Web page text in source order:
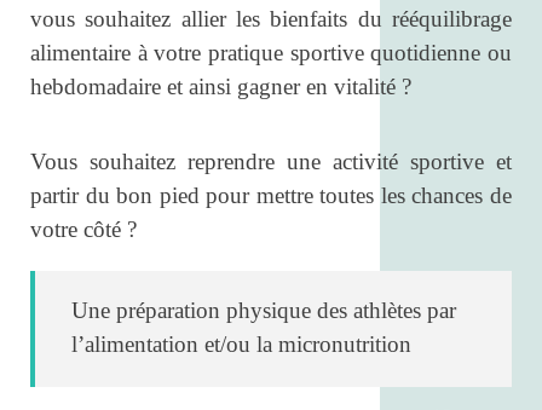
vous souhaitez allier les bienfaits du rééquilibrage
alimentaire à votre pratique sportive quotidienne ou
hebdomadaire et ainsi gagner en vitalité ?
Vous souhaitez reprendre une activité sportive et
partir du bon pied pour mettre toutes les chances de
votre côté ?
Une préparation physique des athlètes par
l’alimentation et/ou la micronutrition